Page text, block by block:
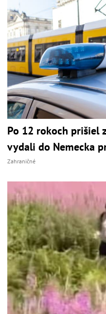
Po 12 rokoch prišiel
vydali do Nemecka
Zahraničné